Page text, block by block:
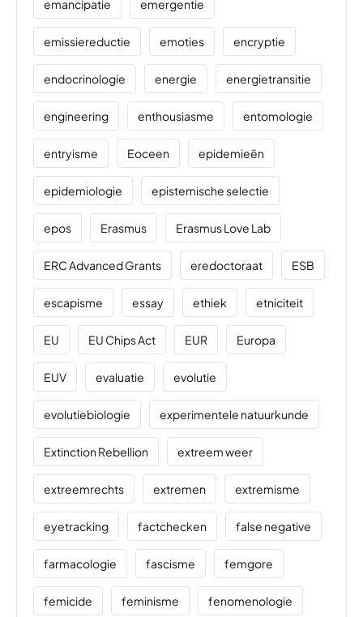
emancipatie emergentie
emissiereductie emoties encryptie
endocrinologie energie energietransitie
engineering enthousiasme entomologie
entryisme Eoceen epidemieën
epidemiologie epistemische selectie
epos Erasmus Erasmus Love Lab
ERC Advanced Grants eredoctoraat ESB
escapisme essay ethiek etniciteit
EU EU Chips Act EUR Europa
EUV evaluatie evolutie
evolutiebiologie experimentele natuurkunde
Extinction Rebellion extreem weer
extreemrechts extremen extremisme
eyetracking factchecken false negative
farmacologie fascisme femgore
femicide feminisme fenomenologie